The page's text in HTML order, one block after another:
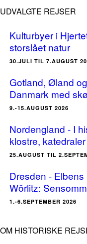
UDVALGTE REJSER
Kulturbyer i
storslået natur
30.JULI TIL 7.AUGUST
Gotland, Øland
Danmark med
9.-15.AUGUST 2026
Nordengland - I
klostre,
25.AUGUST TIL
Dresden -
Wörlitz:
1.-6.SEPTEMBER 2026
OM HISTORISKE